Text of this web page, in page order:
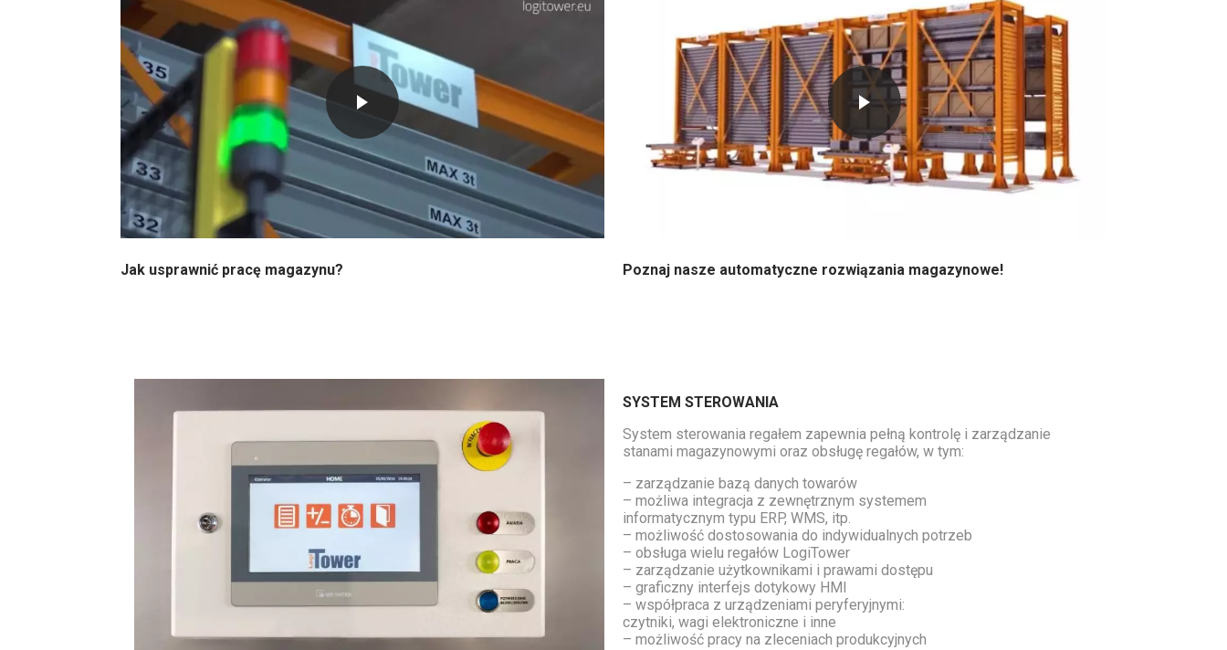
Jak usprawnić pracę magazynu? Poznaj nasze automatyczne rozwiązania magazynowe!
SYSTEM STEROWANIA
System sterowania regałem zapewnia pełną kontrolę i zarządzanie
stanami magazynowymi oraz obsługę regałów, w tym:
– zarządzanie bazą danych towarów
– możliwa integracja z zewnętrznym systemem
informatycznym typu ERP, WMS, itp.
– możliwość dostosowania do indywidualnych potrzeb
– obsługa wielu regałów LogiTower
– zarządzanie użytkownikami i prawami dostępu
– graficzny interfejs dotykowy HMI
– współpraca z urządzeniami peryferyjnymi:
czytniki, wagi elektroniczne i inne
– możliwość pracy na zleceniach produkcyjnych